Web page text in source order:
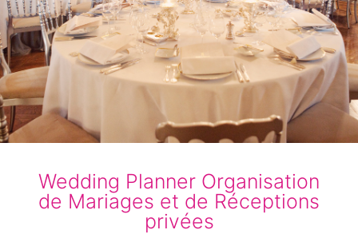
Wedding Planner Organisation
de Mariages et de Réceptions
privées